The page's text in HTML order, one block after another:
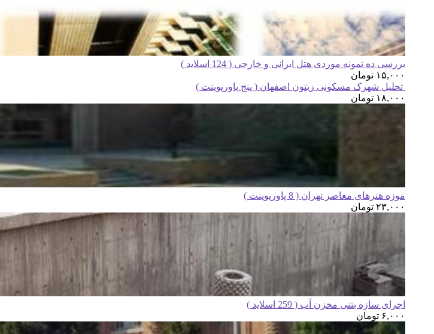
بررسی ده نمونه موردی هتل ایرانی و خارجی ( 124 اسلاید )
۱۵,۰۰۰ تومان
تحلیل شهرک مسکونی زیتون اصفهان ( پنج پاورپوینت )
۱۸,۰۰۰ تومان
موزه هنرهای معاصر تهران ( 8 پاورپوینت )
۲۳,۰۰۰ تومان
اجرای سازه بتنی مخزن آب ( 259 اسلاید )
۶,۰۰۰ تومان